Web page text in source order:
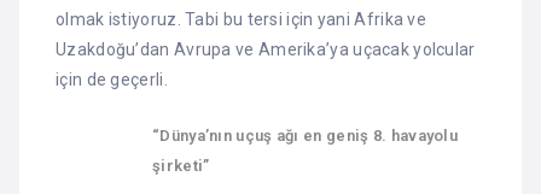
olmak istiyoruz. Tabi bu tersi için yani Afrika ve
Uzakdoğu’dan Avrupa ve Amerika’ya uçacak yolcular
için de geçerli.
“Dünya’nın uçuş ağı en geniş 8. havayolu
şirketi”